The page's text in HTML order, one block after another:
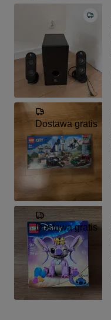
Dostawa gratis
Dostawa gratis